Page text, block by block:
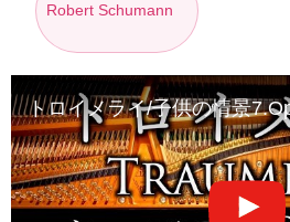
Robert Schumann
トロイメライ/子供の情景